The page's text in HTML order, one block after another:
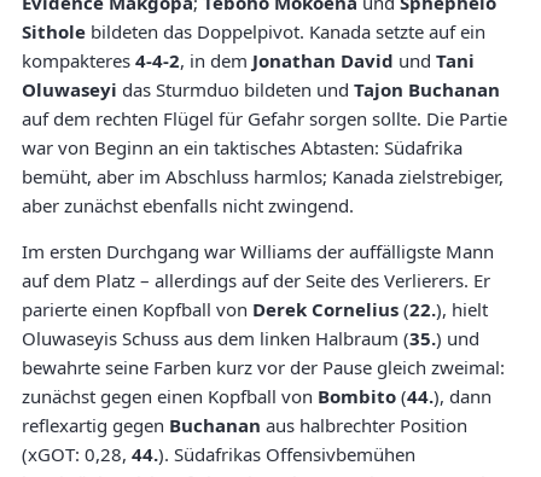
Sithole bildeten das Doppelpivot. Kanada setzte auf ein
kompakteres 4-4-2, in dem Jonathan David und Tani
Oluwaseyi das Sturmduo bildeten und Tajon Buchanan
auf dem rechten Flügel für Gefahr sorgen sollte. Die Partie
war von Beginn an ein taktisches Abtasten: Südafrika
bemüht, aber im Abschluss harmlos; Kanada zielstrebiger,
aber zunächst ebenfalls nicht zwingend.
Im ersten Durchgang war Williams der auffälligste Mann
auf dem Platz – allerdings auf der Seite des Verlierers. Er
parierte einen Kopfball von Derek Cornelius (22.), hielt
Oluwaseyis Schuss aus dem linken Halbraum (35.) und
bewahrte seine Farben kurz vor der Pause gleich zweimal:
zunächst gegen einen Kopfball von Bombito (44.), dann
reflexartig gegen Buchanan aus halbrechter Position
(xGOT: 0,28, 44.). Südafrikas Offensivbemühen